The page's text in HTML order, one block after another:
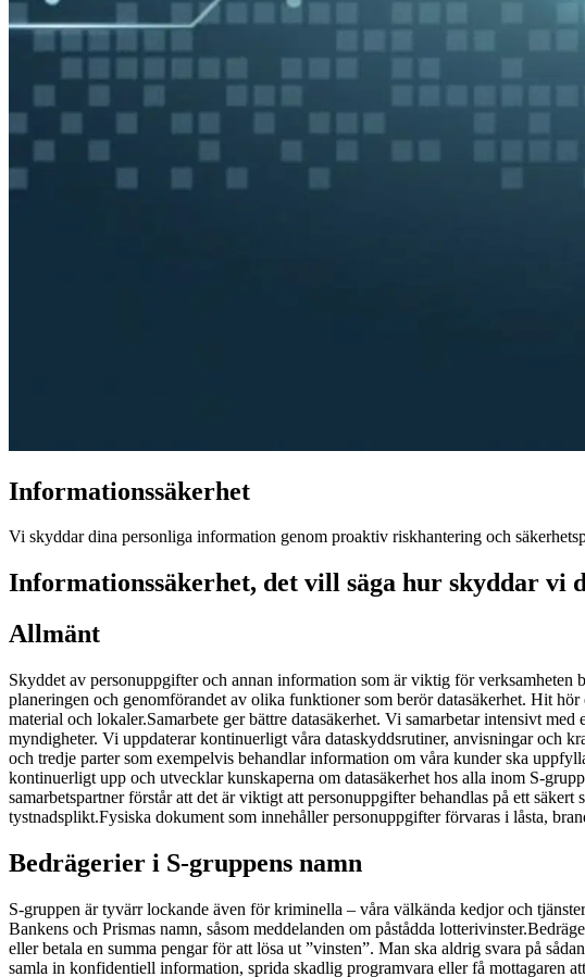
Informationssäkerhet
Vi skyddar dina personliga information genom proaktiv riskhantering och
Informationssäkerhet, det vill säga hur skyddar vi
Allmänt
Skyddet av personuppgifter och annan information som är viktig för
planeringen och genomförandet av olika funktioner som berör datasäkerhet. Hit
material och lokaler.Samarbete ger bättre datasäkerhet. Vi samarbetar intensivt
myndigheter. Vi uppdaterar kontinuerligt våra dataskyddsrutiner, anvisningar och
och tredje parter som exempelvis behandlar information om våra kunder ska
kontinuerligt upp och utvecklar kunskaperna om datasäkerhet hos alla inom S-
samarbetspartner förstår att det är viktigt att personuppgifter behandlas på ett
tystnadsplikt.Fysiska dokument som innehåller personuppgifter förvaras i låsta,
Bedrägerier i S-gruppens namn
S-gruppen är tyvärr lockande även för kriminella – våra välkända kedjor och
Bankens och Prismas namn, såsom meddelanden om påstådda lotterivinster.
eller betala en summa pengar för att lösa ut ”vinsten”. Man ska aldrig svara på
samla in konfidentiell information, sprida skadlig programvara eller få mottagaren